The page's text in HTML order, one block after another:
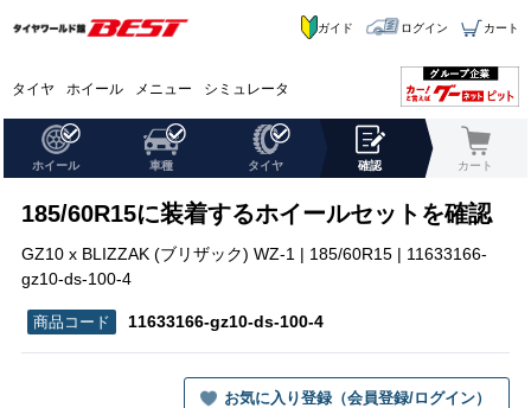
タイヤ ホイール メニュー シミュレータ
ガイド ログイン カート
ホイール 車種 タイヤ 確認 カート
185/60R15に装着するホイールセットを確認
GZ10 x BLIZZAK (ブリザック) WZ-1 | 185/60R15 | 11633166-
gz10-ds-100-4
11633166-gz10-ds-100-4
お気に入り登録（会員登録/ログイン）